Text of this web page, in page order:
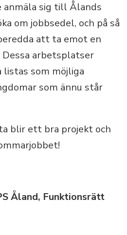
anmäla sig till Ålands
om jobbsedel, och på så
att ta emot en
arbetsplatser
listas som möjliga
som ännu står
blir ett bra projekt och
Åland, Funktionsrätt